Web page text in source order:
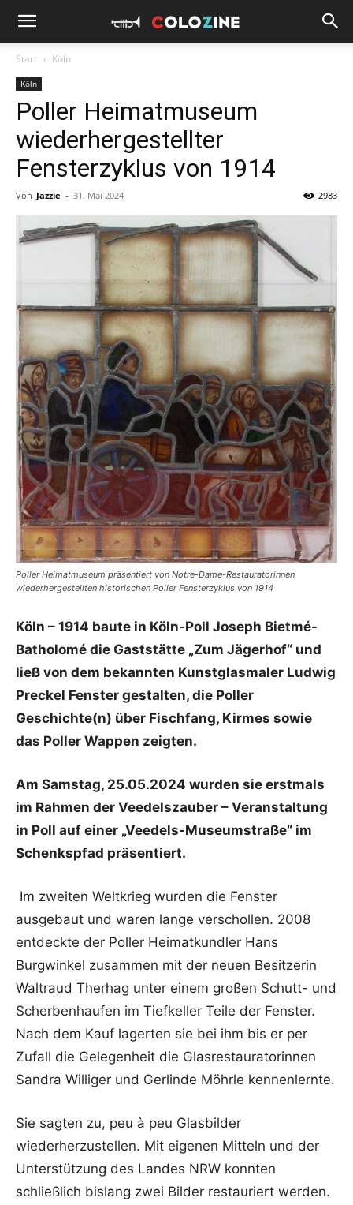
Start Köln
Köln
Poller Heimatmuseum
wiederhergestellter
Fensterzyklus von 1914
Von Jazzie - 31. Mai 2024 2983
Poller Heimatmuseum präsentiert von Notre-Dame-Restauratorinnen
wiederhergestellten historischen Poller Fensterzyklus von 1914
Köln – 1914 baute in Köln-Poll Joseph Bietmé-
Batholomé die Gaststätte „Zum Jägerhof“ und
ließ von dem bekannten Kunstglasmaler Ludwig
Preckel Fenster gestalten, die Poller
Geschichte(n) über Fischfang, Kirmes sowie
das Poller Wappen zeigten.
Am Samstag, 25.05.2024 wurden sie erstmals
im Rahmen der Veedelszauber – Veranstaltung
in Poll auf einer „Veedels-Museumstraße“ im
Schenkspfad präsentiert.
Im zweiten Weltkrieg wurden die Fenster
ausgebaut und waren lange verschollen. 2008
entdeckte der Poller Heimatkundler Hans
Burgwinkel zusammen mit der neuen Besitzerin
Waltraud Therhag unter einem großen Schutt- und
Scherbenhaufen im Tiefkeller Teile der Fenster.
Nach dem Kauf lagerten sie bei ihm bis er per
Zufall die Gelegenheit die Glasrestauratorinnen
Sandra Williger und Gerlinde Möhrle kennenlernte.
Sie sagten zu, peu à peu Glasbilder
wiederherzustellen. Mit eigenen Mitteln und der
Unterstützung des Landes NRW konnten
schließlich bislang zwei Bilder restauriert werden.